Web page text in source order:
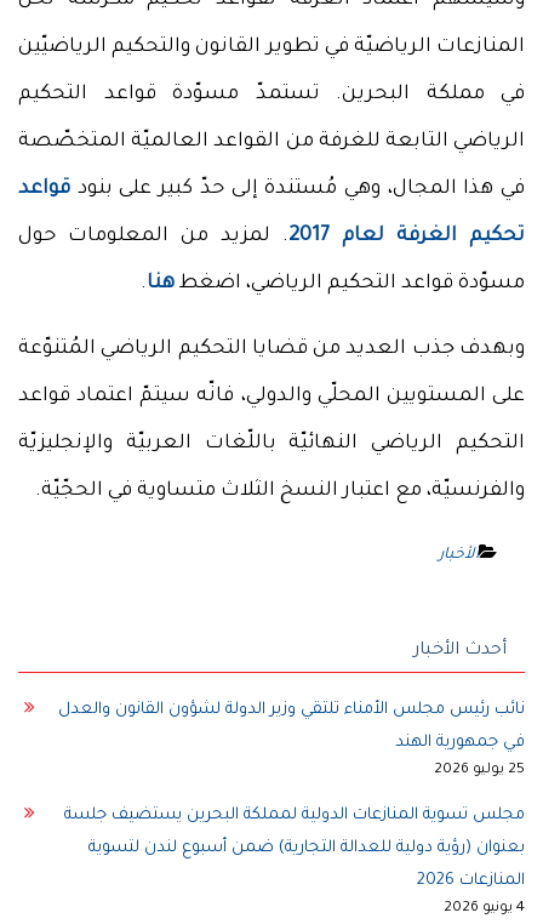
المنازعات الرياضيّة في تطوير القانون والتحكيم الرياضيّين
في مملكة البحرين. تستمدّ مسوّدة قواعد التحكيم
الرياضي التابعة للغرفة من القواعد العالميّة المتخصّصة
في هذا المجال، وهي مُستندة إلى حدّ كبير على بنود ‏ قواعد
تحكيم الغرفة لعام 2017 . لمزيد من المعلومات حول
مسوّدة قواعد التحكيم الرياضي، اضغط هنا.
وبهدف جذب العديد من قضايا التحكيم الرياضي المُتنوّعة
على المستويين المحلّي والدولي، فانّه سيتمّ اعتماد قواعد
التحكيم الرياضي النهائيّة باللّغات العربيّة والإنجليزيّة
والفرنسيّة، مع اعتبار النسخ الثلاث متساوية في الحجّيّة.
الأخبار
أحدث الأخبار
نائب رئيس مجلس الأمناء تلتقي وزير الدولة لشؤون القانون والعدل
في جمهورية الهند
25 يوليو 2026
مجلس تسوية المنازعات الدولية لمملكة البحرين يستضيف جلسة
بعنوان (رؤية دولية للعدالة التجارية) ضمن أسبوع لندن لتسوية
المنازعات 2026
4 يونيو 2026